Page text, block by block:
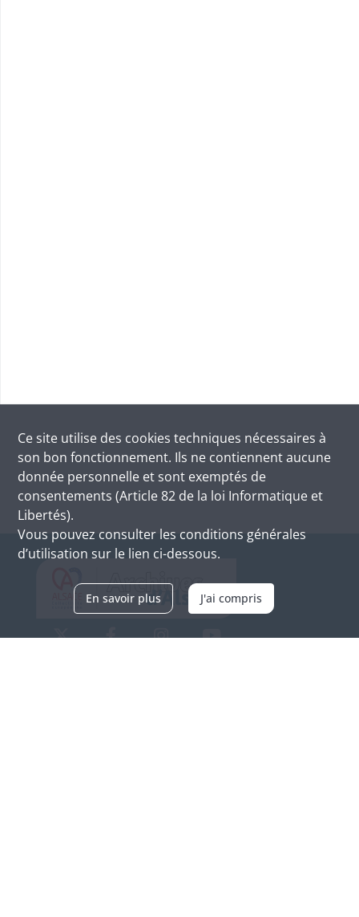
Ce site utilise des cookies techniques nécessaires à
son bon fonctionnement. Ils ne contiennent aucune
donnée personnelle et sont exemptés de
consentements (Article 82 de la loi Informatique et
Libertés).
Vous pouvez consulter les conditions générales
d’utilisation sur le lien ci-dessous.
En savoir plus J'ai compris